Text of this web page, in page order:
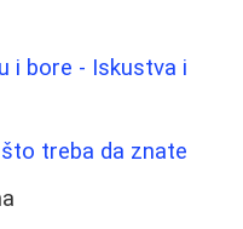
i bore - Iskustva i
treba da znate